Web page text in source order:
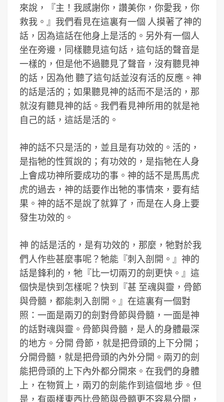
來說，『主！我感謝你，讚美你，你愛我，你
救我。』我們看見在這裏有一個 人摸著了神的
話，因為這話在他身上是活的。另外有一個人
坐在旁邊，同樣聽見這句話，這句話的聲音是
一樣的，但是他不過聽見了聲音，沒有聽見神
的話，因為他 聽了這句話並沒有活的反應。神
的話是活的；如果聽見神的話而不是活的，那
就沒有聽見神的話。我們看見神所用的就是祂
自己的話，這話是活的。
神的話不只是活的，並且是有功效的。活的，
是指牠的性質說的；有功效的，是指牠在人身
上會成功神所要成功的事。神的話不是馬馬虎
虎的過去，神的話要作出牠的事情來，要有結
果。神的話不是說了就算了，而是在人身上要
發生功效的。
神 的話是活的，是有功效的，那麼，牠對於我
們人作些甚麼事呢？牠能『刺入剖開。』神的
話是鋒利的，牠『比一切兩刃的劍更快。』這
個快是快到怎樣呢？快到『甚 至魂與靈，骨節
與骨髓，都能刺入剖開。』在這裏有一個對
照：一面是兩刃的劍對骨節與骨髓，一面是神
的話對魂與靈。骨節與骨髓，是人的身體最深
的地方。分開 骨節，就是把骨頭的上下分開；
分開骨髓，就是把骨頭的內外分開。兩刃的劍
能把骨頭的上下內外都分開來。在我們的身體
上，在物質上，兩刃的劍能作到這個地 步。但
是，有兩樣東西比骨節與骨髓更不容易分開，